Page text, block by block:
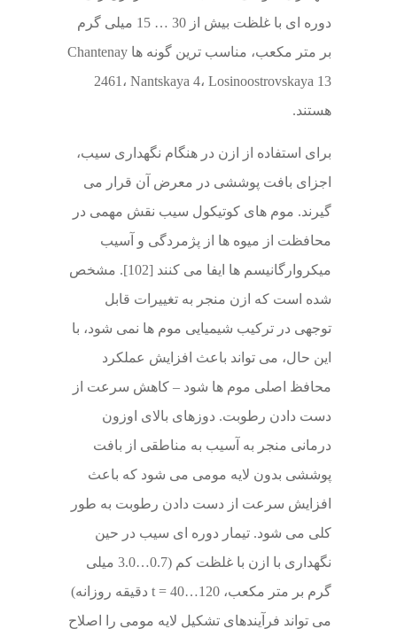
دوره ای با غلظت بیش از 30 … 15 میلی گرم
بر متر مکعب، مناسب ترین گونه ها Chantenay
2461، Nantskaya 4، Losinoostrovskaya 13
هستند.
برای استفاده از ازن در هنگام نگهداری سیب،
اجزای بافت پوششی در معرض آن قرار می
گیرند. موم های کوتیکول سیب نقش مهمی در
محافظت از میوه ها از پژمردگی و آسیب
میکروارگانیسم ها ایفا می کنند [102]. مشخص
شده است که ازن منجر به تغییرات قابل
توجهی در ترکیب شیمیایی موم ها نمی شود، با
این حال، می تواند باعث افزایش عملکرد
محافظ اصلی موم ها شود – کاهش سرعت از
دست دادن رطوبت. دوزهای بالای اوزون
درمانی منجر به آسیب به مناطقی از بافت
پوششی بدون لایه مومی می شود که باعث
افزایش سرعت از دست دادن رطوبت به طور
کلی می شود. تیمار دوره ای سیب در حین
نگهداری با ازن با غلظت کم (0.7…3.0 میلی
گرم بر متر مکعب، t = 40…120 دقیقه روزانه)
می تواند فرآیندهای تشکیل لایه مومی را اصلاح